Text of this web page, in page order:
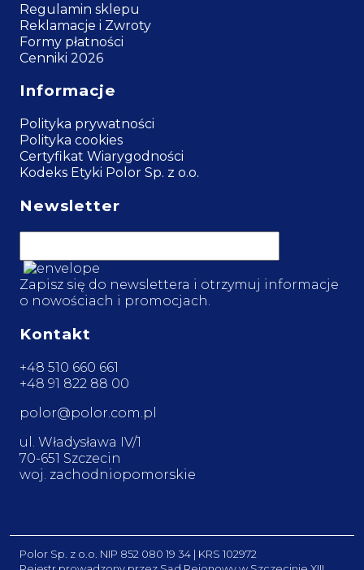
Regulamin sklepu
Reklamacje i Zwroty
Formy płatności
Cenniki 2026
Informacje
Polityka prywatności
Polityka cookies
Certyfikat Wiarygodności
Kodeks Etyki Polor Sp. z o.o.
Newsletter
Zapisz się do newslettera i otrzymuj informacje
o nowościach i promocjach.
Kontakt
+48 510 660 661
+48 91 822 88 00
polor@polor.com.pl
ul. Władysława IV/1
70-651 Szczecin
woj. zachodniopomorskie
Polor Sp. z o.o. NIP 852 080 19 34 | KRS 102972